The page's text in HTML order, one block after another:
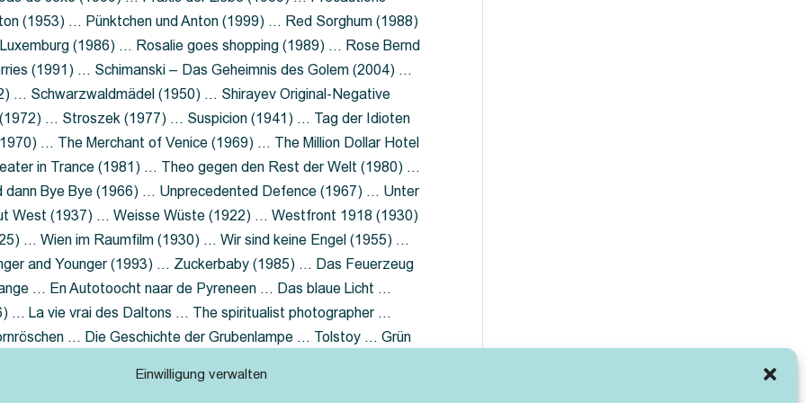
Einwilligung verwalten
(1953) … Pünktchen und Anton (1999) … Red Sorghum (1988)
(1986) … Rosalie goes shopping (1989) … Rose Bernd
(1991) … Schimanski – Das Geheimnis des Golem (2004) …
… Schwarzwaldmädel (1950) … Shirayev Original-Negative
… Stroszek (1977) … Suspicion (1941) … Tag der Idioten
… The Merchant of Venice (1969) … The Million Dollar Hotel
in Trance (1981) … Theo gegen den Rest der Welt (1980) …
dann Bye Bye (1966) … Unprecedented Defence (1967) … Unter
West (1937) … Weisse Wüste (1922) … Westfront 1918 (1930)
… Wien im Raumfilm (1930) … Wir sind keine Engel (1955) …
and Younger (1993) … Zuckerbaby (1985) … Das Feuerzeug
… En Autotoocht naar de Pyreneen … Das blaue Licht …
… La vie vrai des Daltons … The spiritualist photographer …
… Die Geschichte der Grubenlampe … Tolstoy … Grün